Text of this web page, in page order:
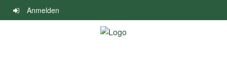
Navigation
überspringen
Anmelden